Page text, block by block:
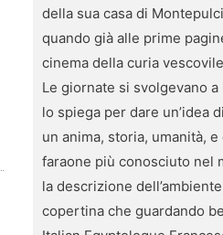
della sua casa di
quando già alle prime
cinema della curia
Le giornate si svolgevano
lo spiega per dare un’idea
un anima, storia, umanità,
faraone più conosciuto nel
la descrizione
copertina che guardando